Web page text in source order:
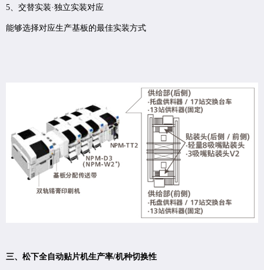
5、交替实装·独立实装对应
能够选择对应生产基板的最佳实装方式
三、松下全自动贴片机生产率/机种切换性